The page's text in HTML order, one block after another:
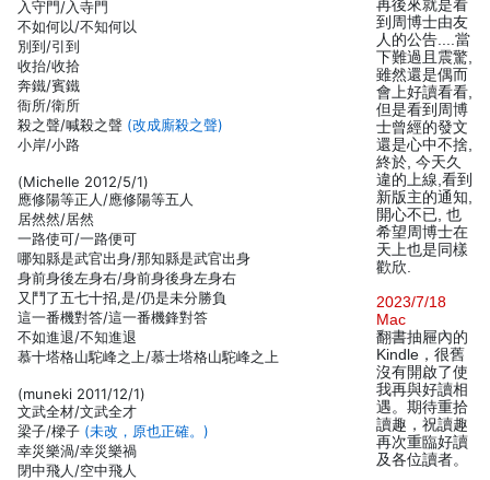
入守門/入寺門
不如何以/不知何以
別到/引到
收抬/收拾
奔鐵/賓鐵
衙所/衛所
殺之聲/喊殺之聲 (改成廝殺之聲)
小岸/小路
(Michelle 2012/5/1)
應修陽等正人/應修陽等五人
居然然/居然
一路使可/一路便可
哪知縣是武官出身/那知縣是武官出身
身前身後左身右/身前身後身左身右
又鬥了五七十招,是/仍是未分勝負
這一番機對答/這一番機鋒對答
不如進退/不知進退
慕十塔格山駝峰之上/慕士塔格山駝峰之上
(muneki 2011/12/1)
文武全材/文武全才
梁子/樑子 (未改，原也正確。)
幸災樂渦/幸災樂禍
閉中飛人/空中飛人
再後來就是看
到周博士由友
人的公告....當
下難過且震驚,
雖然還是偶而
會上好讀看看,
但是看到周博
士曾經的發文
還是心中不捨,
終於, 今天久
違的上線,看到
新版主的通知,
開心不已, 也
希望周博士在
天上也是同樣
歡欣.
2023/7/18
Mac
翻書抽屜內的
Kindle，很舊
沒有開啟了使
我再與好讀相
遇。期待重拾
讀趣，祝讀趣
再次重臨好讀
及各位讀者。